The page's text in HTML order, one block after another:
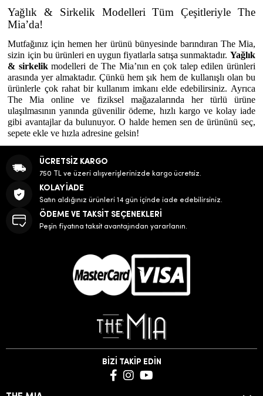
Yağlık & Sirkelik Modelleri Tüm Çeşitleriyle The
Mia’da!
Mutfağınız için hemen her ürünü bünyesinde barındıran The Mia,
sizin için bu ürünleri en uygun fiyatlarla satışa sunmaktadır. Yağlık
& sirkelikmodelleri de The Mia’nın en çok talep edilen ürünleri
arasında yer almaktadır. Çünkü hem şık hem de kullanışlı olan bu
ürünlerle çok rahat bir kullanım imkanı elde edebilirsiniz. Ayrıca
The Mia online ve fiziksel mağazalarında her türlü ürüne
ulaşılmasının yanında güvenilir ödeme, hızlı kargo ve kolay iade
gibi avantajlar da bulunuyor. O halde hemen sen de ürününü seç,
sepete ekle ve hızla adresine gelsin!
ÜCRETSİZ KARGO
750 TL ve üzeri alışverişlerinizde kargo ücretsiz.
KOLAY İADE
Satın aldığınız ürünleri 14 gün içinde iade edebilirsiniz.
ÖDEME VE TAKSİT SEÇENEKLERİ
Peşin fiyatına taksit avantajından yararlanın.
BİZİ TAKİP EDİN